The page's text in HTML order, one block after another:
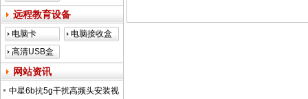
远程教育设备
电脑卡
电脑接收盒
高清USB盒
子网站资讯
中星6b抗5g干扰高频头安装视